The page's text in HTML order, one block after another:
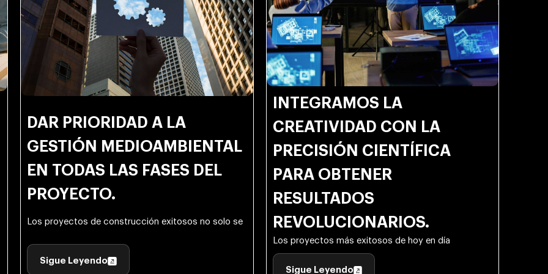
DAR PRIORIDAD A LA
GESTIÓN MEDIOAMBIENTAL
EN TODAS LAS FASES DEL
PROYECTO.
Los proyectos de construcción exitosos no solo se
Sigue Leyendo
INTEGRAMOS LA
CREATIVIDAD CON LA
PRECISIÓN CIENTÍFICA
PARA OBTENER
RESULTADOS
REVOLUCIONARIOS.
Los proyectos más exitosos de hoy en día
Sigue Leyendo